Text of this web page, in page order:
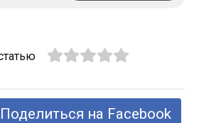
Поделиться на Facebook